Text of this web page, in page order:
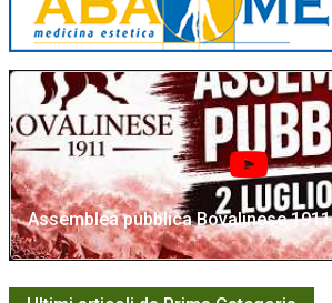
Assemblea pubblica Bovalinese 1911